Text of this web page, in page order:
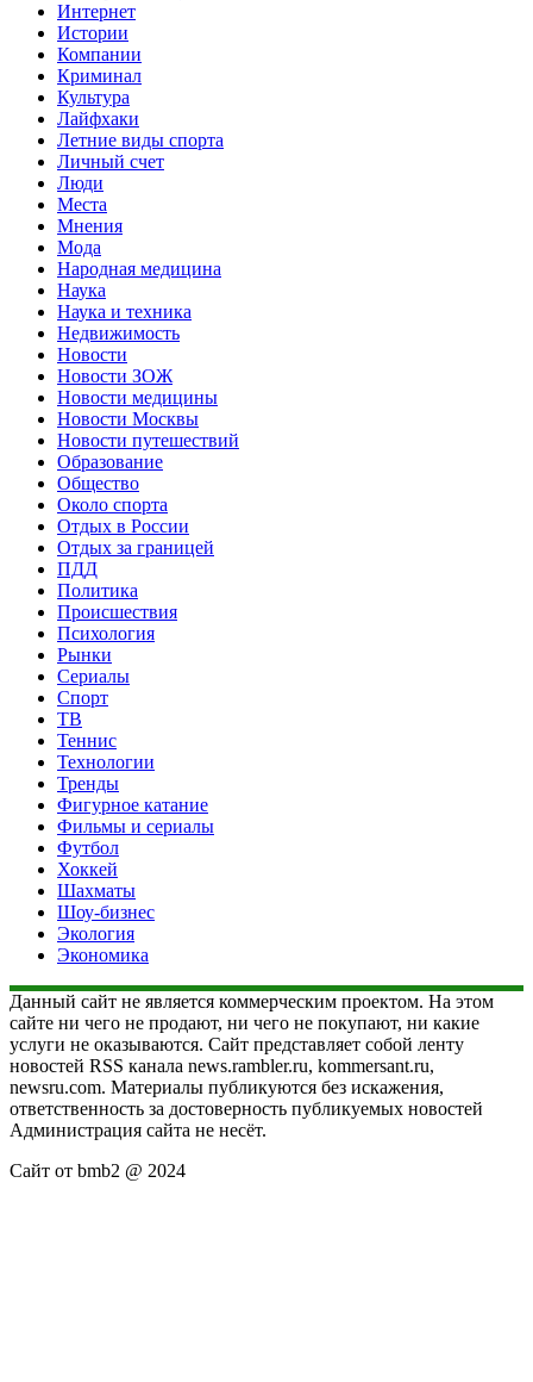
Интернет
Истории
Компании
Криминал
Культура
Лайфхаки
Летние виды спорта
Личный счет
Люди
Места
Мнения
Мода
Народная медицина
Наука
Наука и техника
Недвижимость
Новости
Новости ЗОЖ
Новости медицины
Новости Москвы
Новости путешествий
Образование
Общество
Около спорта
Отдых в России
Отдых за границей
ПДД
Политика
Происшествия
Психология
Рынки
Сериалы
Спорт
ТВ
Теннис
Технологии
Тренды
Фигурное катание
Фильмы и сериалы
Футбол
Хоккей
Шахматы
Шоу-бизнес
Экология
Экономика
Данный сайт не является коммерческим проектом. На этом
сайте ни чего не продают, ни чего не покупают, ни какие
услуги не оказываются. Сайт представляет собой ленту
новостей RSS канала news.rambler.ru, kommersant.ru,
newsru.com. Материалы публикуются без искажения,
ответственность за достоверность публикуемых новостей
Администрация сайта не несёт.
Сайт от bmb2 @ 2024